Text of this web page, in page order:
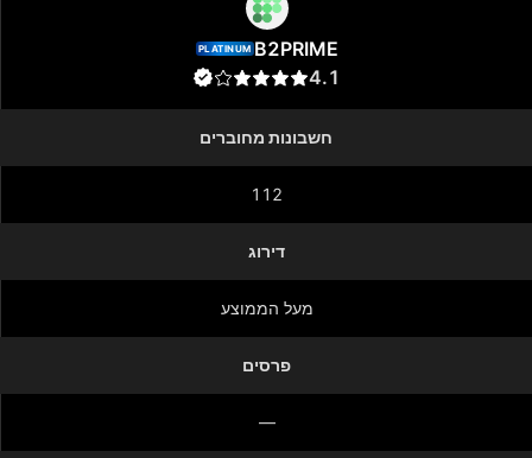
B2PRIME
PLATINUM
4.1
חשבונות מחוברים
112
דירוג
מעל הממוצע
פרסים
—